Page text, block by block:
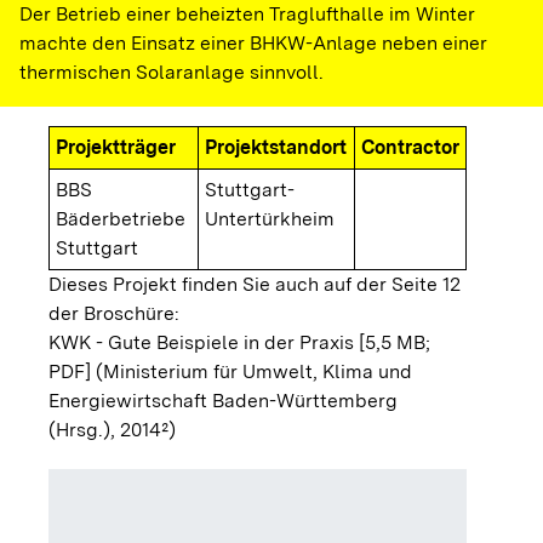
Der Betrieb einer beheizten Traglufthalle im Winter
machte den Einsatz einer BHKW-Anlage neben einer
thermischen Solaranlage sinnvoll.
Projektträger Projektstandort
Contractor
BBS
Bäderbetriebe
Stuttgart
Stuttgart-
Untertürkheim
Dieses Projekt finden Sie auch auf der Seite 12
der Broschüre:
KWK - Gute Beispiele in der Praxis [5,5 MB;
PDF] (Ministerium für Umwelt, Klima und
Energiewirtschaft Baden-Württemberg
(Hrsg.), 2014²)